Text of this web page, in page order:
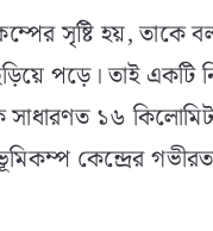
সৃষ্টি হয়, তাকে
পড়ে। তাই একটি
১৬
কেন্দ্রের